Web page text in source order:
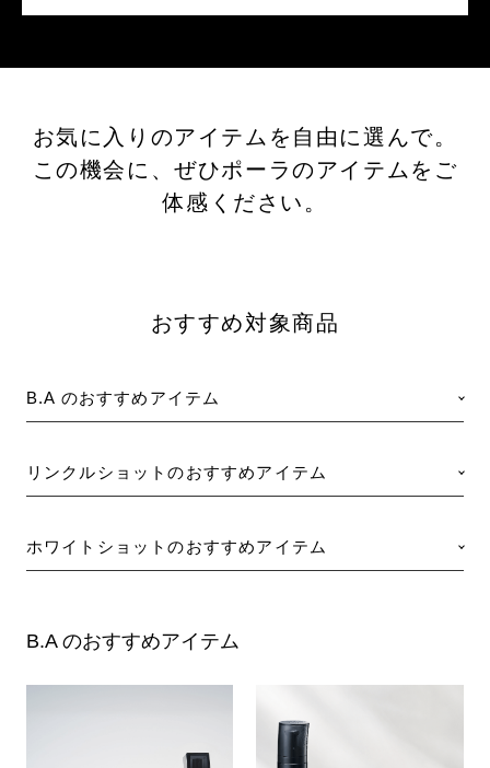
お気に入りのアイテムを自由に選んで。
この機会に、ぜひポーラのアイテムをご
体感ください。
おすすめ対象商品
B.A のおすすめアイテム
リンクルショットのおすすめアイテム
ホワイトショットのおすすめアイテム
B.A のおすすめアイテム